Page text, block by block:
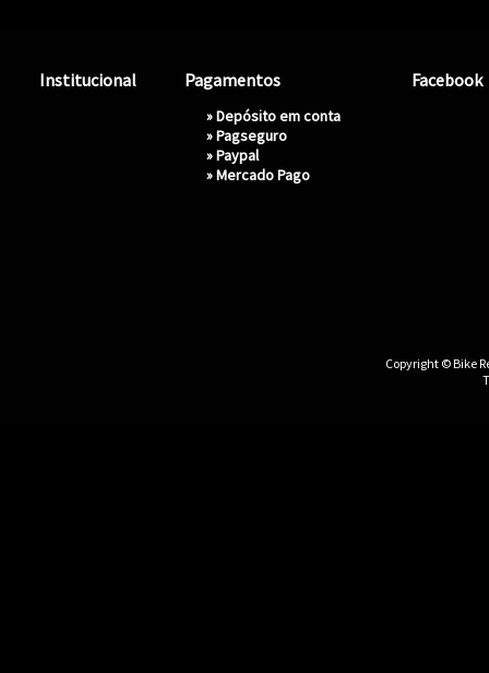
Institucional Pagamentos
» Depósito em conta
»Pagseguro
»Paypal
»Mercado Pago
Facebook
Copyright © Bike